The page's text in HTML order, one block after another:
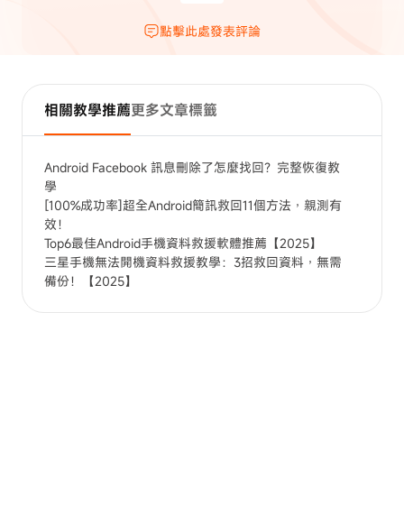
點擊此處發表評論
相關教學推薦更多文章標籤
Android Facebook 訊息刪除了怎麼找回？完整恢復教
學
[100%成功率]超全Android簡訊救回11個方法，親測有
效！
Top6最佳Android手機資料救援軟體推薦【2025】
三星手機無法開機資料救援教學：3招救回資料，無需
備份！【2025】